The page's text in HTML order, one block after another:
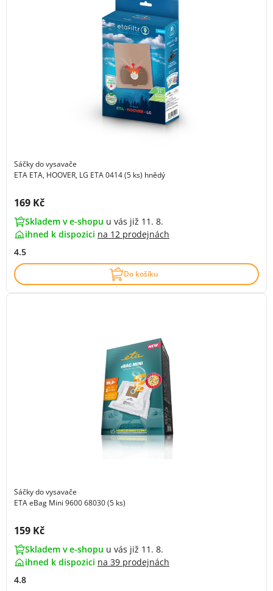
Sáčky do vysavače
ETA ETA, HOOVER, LG ETA 0414 (5 ks) hnědý
Cena s DPH:
169 Kč
Skladem v e-shopu u vás již 11. 8.
ihned k dispozici na 12 prodejnách
4.5
Do košíku
Sáčky do vysavače
ETA eBag Mini 9600 68030 (5 ks)
Cena s DPH:
159 Kč
Skladem v e-shopu u vás již 11. 8.
ihned k dispozici na 39 prodejnách
4.8